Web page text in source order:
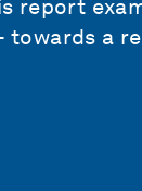
report
a